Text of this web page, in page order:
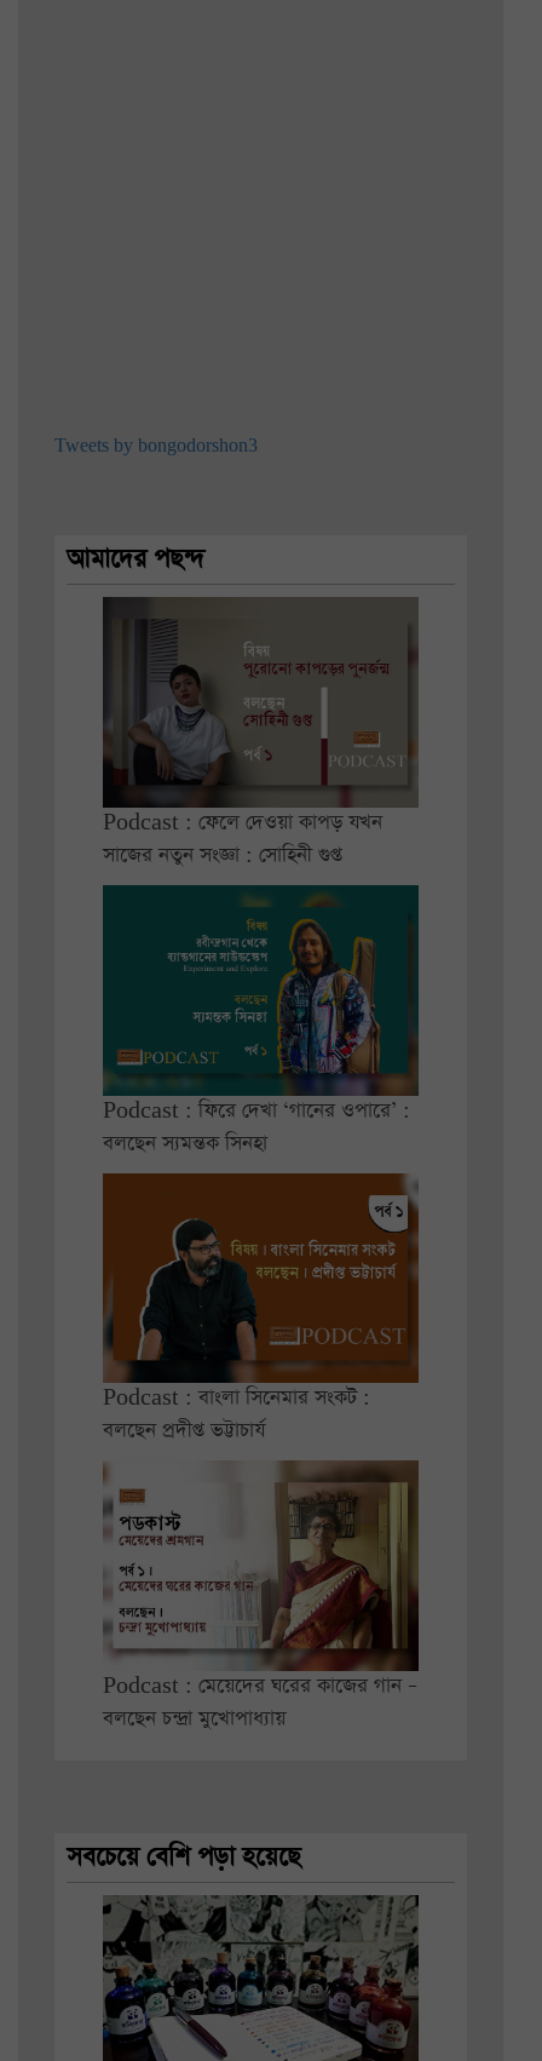
Tweets by bongodorshon3
আমাদের পছন্দ
Podcast : ফেলে দেওয়া কাপড় যখন
সাজের নতুন সংজ্ঞা : সোহিনী গুপ্ত
Podcast : ফিরে দেখা ‘গানের ওপারে’ :
বলছেন স্যমন্তক সিনহা
Podcast : বাংলা সিনেমার সংকট :
বলছেন প্রদীপ্ত ভট্টাচার্য
Podcast : মেয়েদের ঘরের কাজের গান –
বলছেন চন্দ্রা মুখোপাধ্যায়
সবচেয়ে বেশি পড়া হয়েছে